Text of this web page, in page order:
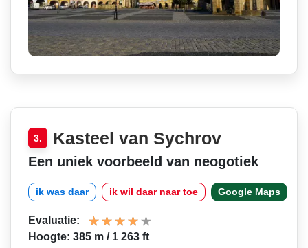
3. Kasteel van Sychrov
Een uniek voorbeeld van neogotiek
ik was daar ik wil daar naar toe Google Maps
Evaluatie:
Hoogte: 385 m / 1 263 ft